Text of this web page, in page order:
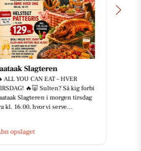
Slagteren
YOU CAN EAT – HVER
🔥🐷 Sulten? Så kig forbi
Slagteren i morgen tirsdag
hvor vi serve...